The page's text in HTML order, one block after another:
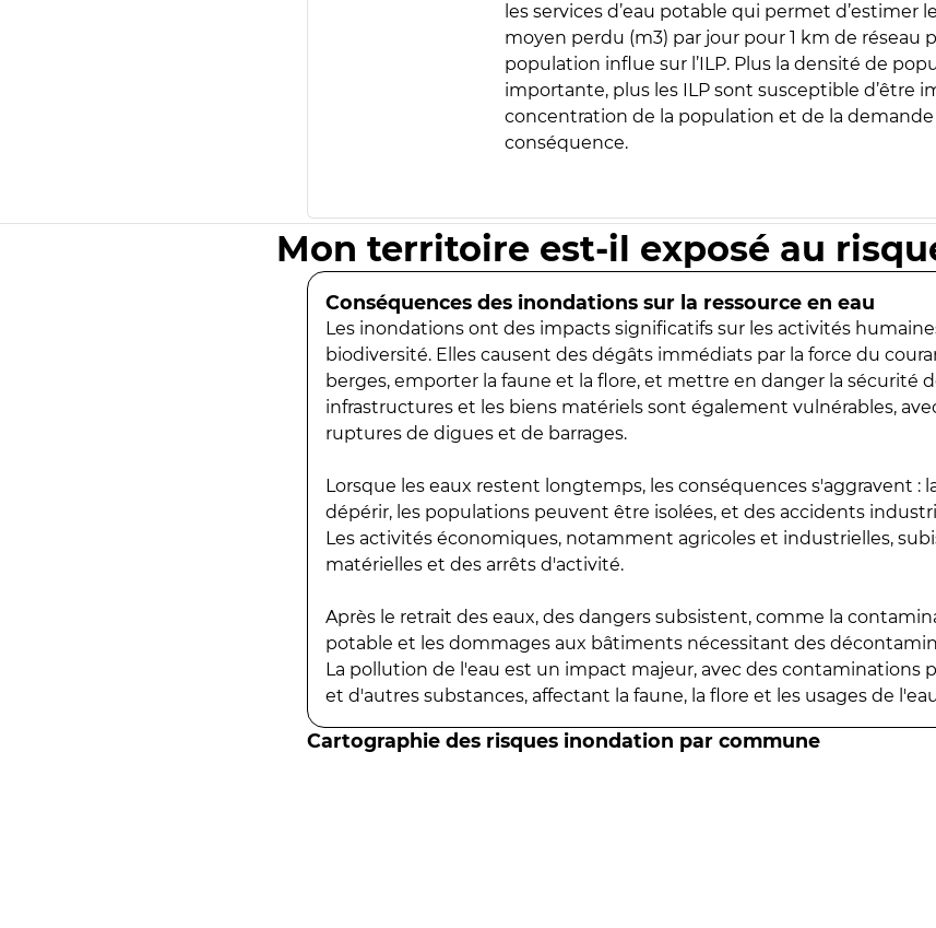
les services d’eau potable qui permet d’estimer
moyen perdu (m3) par jour pour 1 km de réseau
population influe sur l’ILP. Plus la densité de
importante, plus les ILP sont susceptible d’être
concentration de la population et de la
conséquence.
Mon territoire est-il exposé au
Conséquences des inondations sur la ressource en eau
Les inondations ont des impacts significatifs sur les activités
biodiversité. Elles causent des dégâts immédiats par la force du
berges, emporter la faune et la flore, et mettre en danger la sécurité
infrastructures et les biens matériels sont également vulnérables,
ruptures de digues et de barrages.
Lorsque les eaux restent longtemps, les conséquences s'aggravent :
dépérir, les populations peuvent être isolées, et des accidents
Les activités économiques, notamment agricoles et industrielles,
matérielles et des arrêts d'activité.
Après le retrait des eaux, des dangers subsistent, comme la
potable et les dommages aux bâtiments nécessitant des
La pollution de l'eau est un impact majeur, avec des contaminations
et d'autres substances, affectant la faune, la flore et les usages de
Cartographie des risques inondation par commune